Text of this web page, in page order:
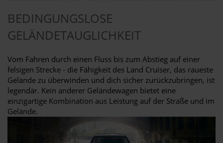
BEDINGUNGSLOSE
GELÄNDETAUGLICHKEIT
Vom Fahren durch einen Fluss bis zum Abstieg auf einer
felsigen Strecke - die Fähigkeit des Land Cruiser, das raueste
Gelände zu überwinden und dich sicher zurückzubringen, ist
legendär. Kein anderer Geländewagen bietet eine
einzigartige Kombination aus Leistung auf der Straße und im
Gelände.